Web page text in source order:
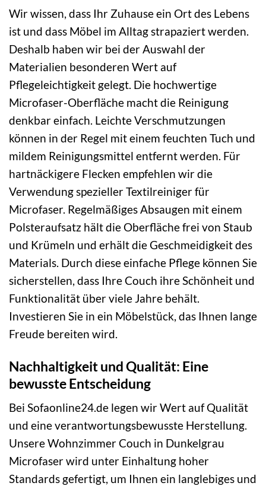
Wir wissen, dass Ihr Zuhause ein Ort des Lebens
ist und dass Möbel im Alltag strapaziert werden.
Deshalb haben wir bei der Auswahl der
Materialien besonderen Wert auf
Pflegeleichtigkeit gelegt. Die hochwertige
Microfaser-Oberfläche macht die Reinigung
denkbar einfach. Leichte Verschmutzungen
können in der Regel mit einem feuchten Tuch und
mildem Reinigungsmittel entfernt werden. Für
hartnäckigere Flecken empfehlen wir die
Verwendung spezieller Textilreiniger für
Microfaser. Regelmäßiges Absaugen mit einem
Polsteraufsatz hält die Oberfläche frei von Staub
und Krümeln und erhält die Geschmeidigkeit des
Materials. Durch diese einfache Pflege können Sie
sicherstellen, dass Ihre Couch ihre Schönheit und
Funktionalität über viele Jahre behält.
Investieren Sie in ein Möbelstück, das Ihnen lange
Freude bereiten wird.
Nachhaltigkeit und Qualität: Eine
bewusste Entscheidung
Bei Sofaonline24.de legen wir Wert auf Qualität
und eine verantwortungsbewusste Herstellung.
Unsere Wohnzimmer Couch in Dunkelgrau
Microfaser wird unter Einhaltung hoher
Standards gefertigt, um Ihnen ein langlebiges und